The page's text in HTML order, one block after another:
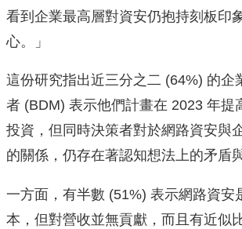
看到企業最高層對資安仍抱持刻板印
心。」
這份研究指出近三分之二 (64%) 的企
者 (BDM) 表示他們計畫在 2023 年提
投資， 但同時決策者對於網路資安與
的關係， 仍存在著認知想法上的矛盾
一方面，有半數 (51%) 表示網路資安
本，但對營收並無貢獻，而且有近似